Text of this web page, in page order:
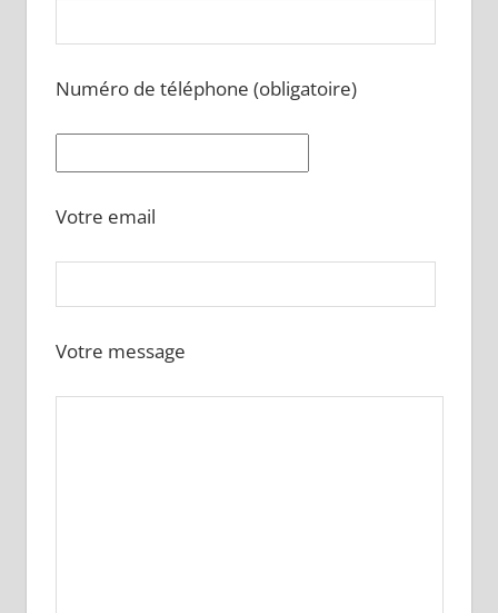
Numéro de téléphone (obligatoire)
Votre email
Votre message